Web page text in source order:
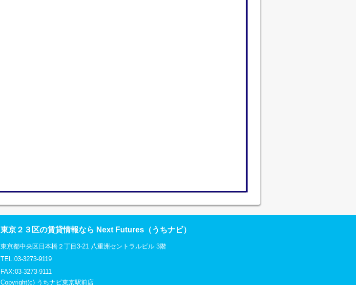
東京２３区の賃貸情報なら Next Futures（うちナビ）
東京都中央区日本橋２丁目3-21 八重洲セントラルビル 3階
TEL:03-3273-9119
FAX:03-3273-9111
Copyright(c) うちナビ東京駅前店